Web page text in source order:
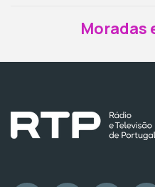
Moradas